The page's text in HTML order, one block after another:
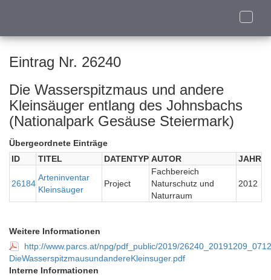
Toggle
Eintrag Nr. 26240
Die Wasserspitzmaus und andere
Kleinsäuger entlang des Johnsbachs
(Nationalpark Gesäuse Steiermark)
Übergeordnete Einträge
ID
TITEL DATENTYP AUTOR JAHR
26184
Arteninventar
Kleinsäuger
Project
Fachbereich
Naturschutz und
Naturraum
2012
Weitere Informationen
http://www.parcs.at/npg/pdf_public/2019/
DieWasserspitzmausundandereKleinsuger.pdf
Interne Informationen